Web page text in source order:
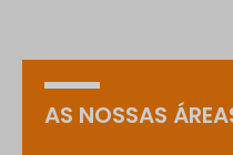
AS NOSSAS